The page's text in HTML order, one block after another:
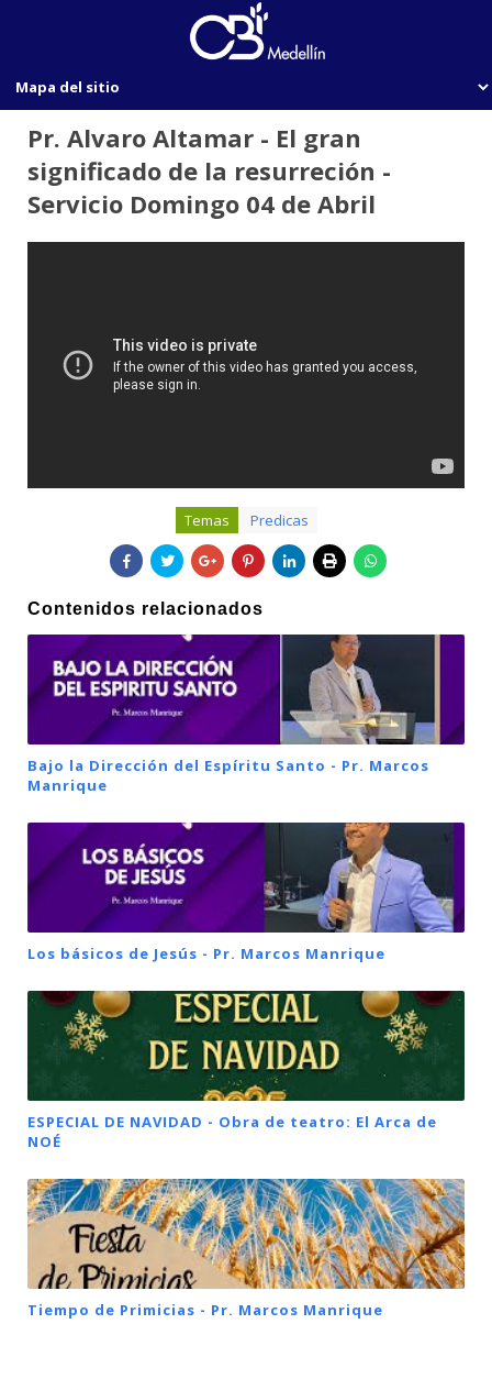
Pr. Alvaro Altamar - El gran
significado de la resurreción -
Servicio Domingo 04 de Abril
Temas Predicas
Contenidos relacionados
Bajo la Dirección del Espíritu Santo - Pr. Marcos
Manrique
Los básicos de Jesús - Pr. Marcos Manrique
ESPECIAL DE NAVIDAD - Obra de teatro: El Arca de
NOÉ
Tiempo de Primicias - Pr. Marcos Manrique